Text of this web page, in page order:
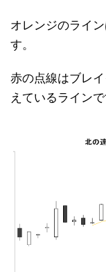
オレンジのライ
す。
赤の点線はブレ
えているラインで